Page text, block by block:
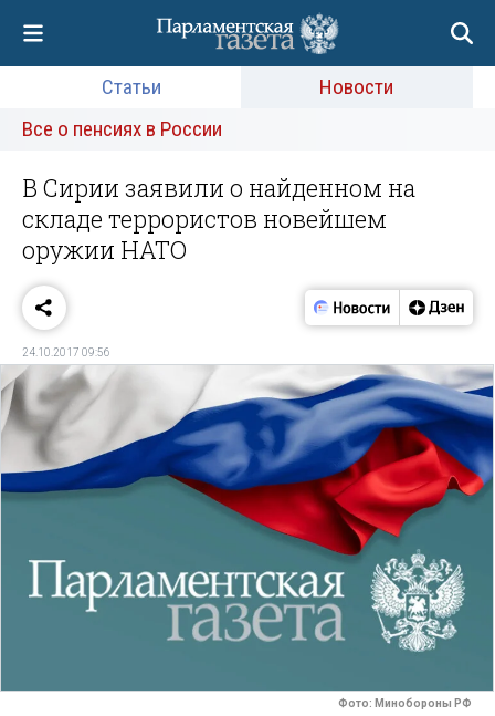
Статьи
Новости
Все о пенсиях в России
В Сирии заявили о найденном на
складе террористов новейшем
оружии НАТО
24.10.2017 09:56
Фото: Минобороны РФ